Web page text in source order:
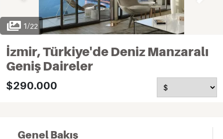
1/22
İzmir, Türkiye'de Deniz Manzaralı
Geniş Daireler
$290.000
Genel Bakış